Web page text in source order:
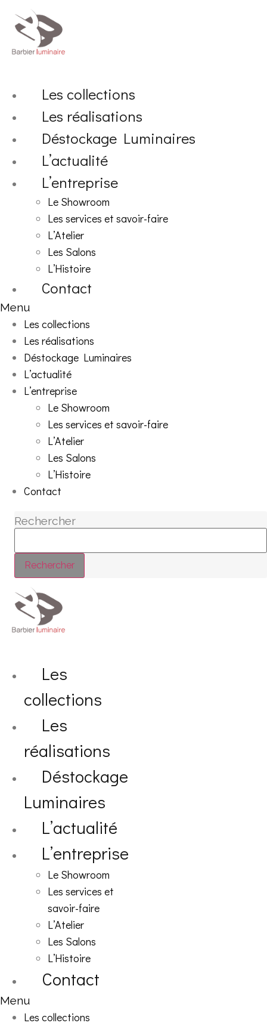
contenu
Les collections
Les réalisations
Déstockage Luminaires
L’actualité
L’entreprise
Le Showroom
Les services et savoir-faire
L’Atelier
Les Salons
L’Histoire
Contact
Menu
Les collections
Les réalisations
Déstockage Luminaires
L’actualité
L’entreprise
Le Showroom
Les services et savoir-faire
L’Atelier
Les Salons
L’Histoire
Contact
Rechercher
Rechercher
Les
collections
Les
réalisations
Déstockage
Luminaires
L’actualité
L’entreprise
Le Showroom
Les services et
savoir-faire
L’Atelier
Les Salons
L’Histoire
Contact
Menu
Les collections